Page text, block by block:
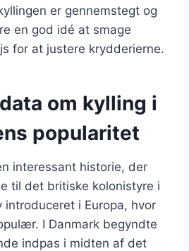
er gennemstegt og
en god idé at smage
for at justere krydderierne.
om kylling i
popularitet
interessant historie, der
til det britiske kolonistyre i
introduceret i Europa, hvor
I Danmark begyndte
indpas i midten af det